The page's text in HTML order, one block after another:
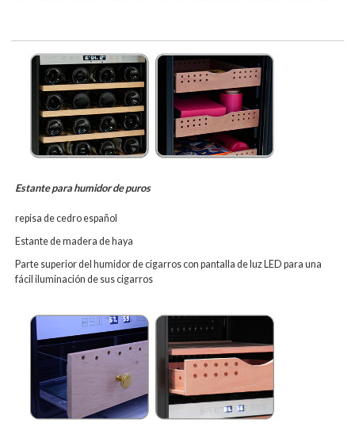
Estante para humidor de puros
repisa de cedro español
Estante de madera de haya
Parte superior del humidor de cigarros con pantalla de luz LED para una
fácil iluminación de sus cigarros